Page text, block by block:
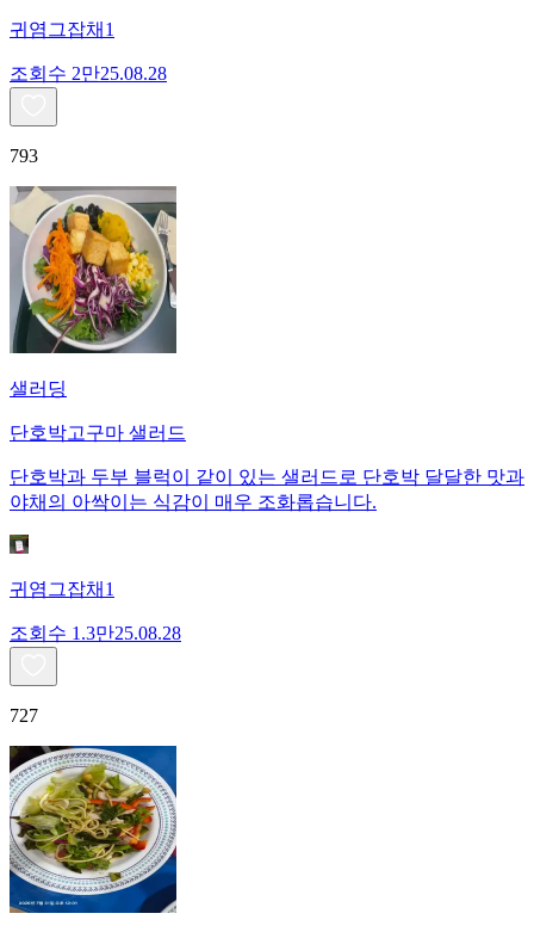
귀염그잡채1
조회수 2만25.08.28
793
샐러딩
단호박고구마 샐러드
단호박과 두부 블럭이 같이 있는 샐러드로 단호박 달달한 맛과
야채의 아싹이는 식감이 매우 조화롭습니다.
귀염그잡채1
조회수 1.3만25.08.28
727